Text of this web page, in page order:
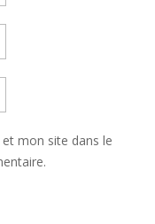
mon site dans le